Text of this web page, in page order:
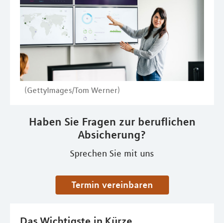
(GettyImages/Tom Werner)
Haben Sie Fragen zur beruflichen
Absicherung?
Sprechen Sie mit uns
Termin vereinbaren